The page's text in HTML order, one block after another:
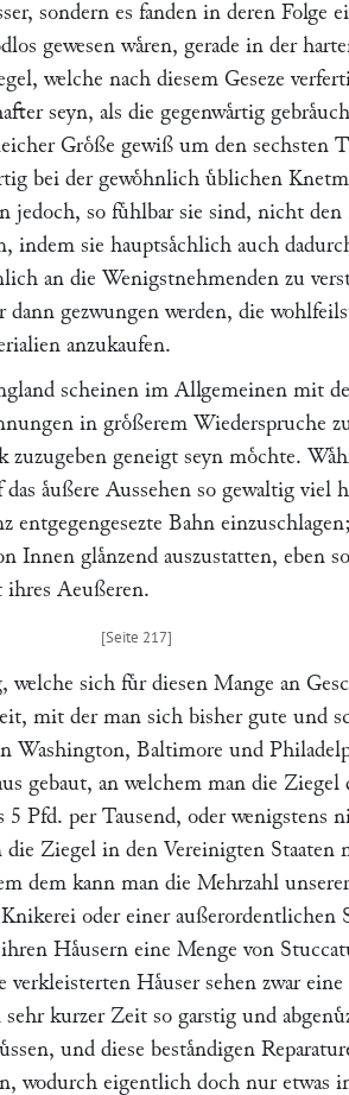
sondern es fanden in deren Folge
gewesen waͤren, gerade in der
welche nach diesem Geseze
seyn, als die gegenwaͤrtig
Groͤße gewiß um den sechsten
bei der gewoͤhnlich uͤblichen
jedoch, so fuͤhlbar sie sind, nicht den
indem sie hauptsaͤchlich auch
an die Wenigstnehmenden zu
dann gezwungen werden, die
anzukaufen.
scheinen im Allgemeinen mit
in groͤßerem Wiederspruche
geneigt seyn moͤchte.
aͤußere Aussehen so gewaltig viel
entgegengesezte Bahn
Innen glaͤnzend auszustatten, eben
Aeußeren.
sich fuͤr diesen Mange an
mit der man sich bisher gute und
Washington, Baltimore und
gebaut, an welchem man die
Pfd. per Tausend, oder wenigstens
die Ziegel in den Vereinigten Staaten
dem kann man die Mehrzahl
oder einer außerordentlichen
Haͤusern eine Menge von
verkleisterten Haͤuser sehen zwar
kurzer Zeit so garstig und
und diese bestaͤndigen
wodurch eigentlich doch nur etwas